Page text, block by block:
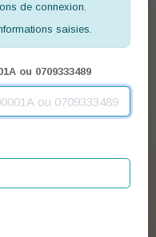
de connexion.
saisies.
ou 0709333489